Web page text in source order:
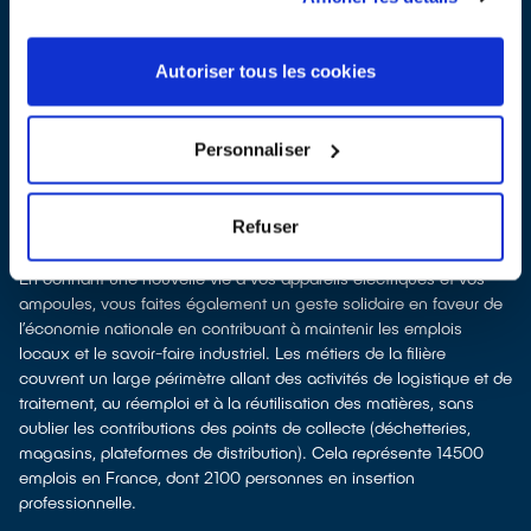
Autoriser tous les cookies
Personnaliser
Refuser
Recycler, c’est économiser les ressources et réduire l’impact
pollution et consommatrice de ressources naturelles.
donner son appareil permet d’éviter la fabrication de produits
le recyclage permet d'éviter l'extraction de matières premières
brutes, leur transformation et leur transport, en utilisant à la place
des matières recyclées, ce qui génère moins de pollution et
préserve nos ressources naturelles.
Recycler c’est favoriser les emplois et l'économie solidaire
En donnant une nouvelle vie à vos appareils électriques et vos
ampoules, vous faites également un geste solidaire en faveur de
l’économie nationale en contribuant à maintenir les emplois
locaux et le savoir-faire industriel. Les métiers de la filière
couvrent un large périmètre allant des activités de logistique et de
traitement, au réemploi et à la réutilisation des matières, sans
oublier les contributions des points de collecte (déchetteries,
magasins, plateformes de distribution). Cela représente 14500
emplois en France, dont 2100 personnes en insertion
professionnelle.